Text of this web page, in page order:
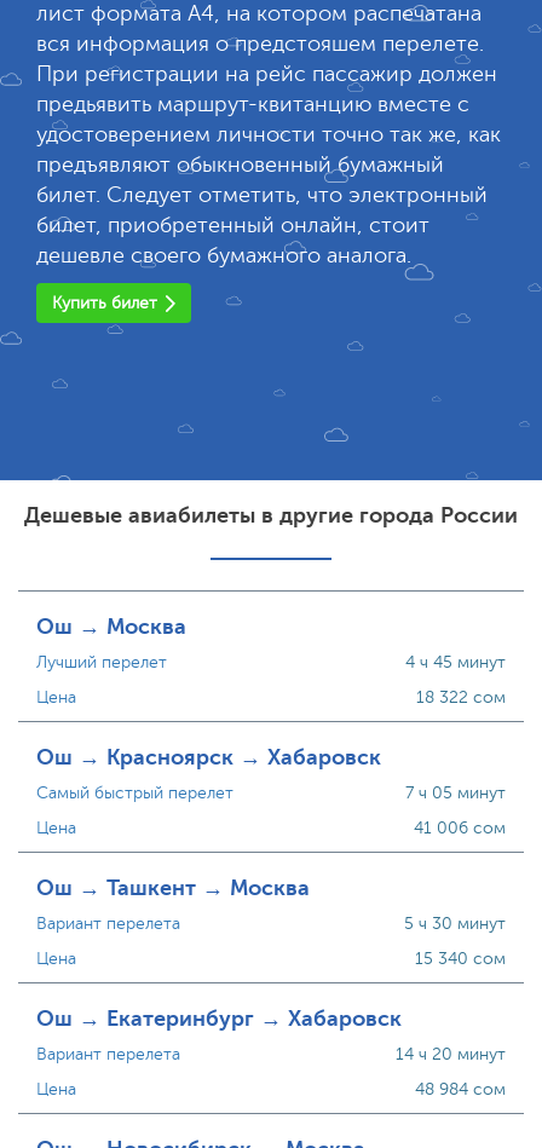
лист формата А4, на котором распечатана
вся информация о предстояшем перелете.
При регистрации на рейс пассажир должен
предьявить маршрут-квитанцию вместе с
удостоверением личности точно так же, как
предъявляют обыкновенный бумажный
билет. Следует отметить, что электронный
билет, приобретенный онлайн, стоит
дешевле своего бумажного аналога.
Купить билет
Дешевые авиабилеты в другие города России
Ош → Москва
Лучший перелет
Цена
4 ч 45 минут
18 322 сом
Ош → Красноярск → Хабаровск
Самый быстрый перелет
Цена
7 ч 05 минут
41 006 сом
Ош → Ташкент → Москва
Вариант перелета
Цена
5 ч 30 минут
15 340 сом
Ош → Екатеринбург → Хабаровск
Вариант перелета
Цена
14 ч 20 минут
48 984 сом